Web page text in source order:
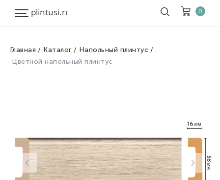
Корзина
0
0
Главная Каталог
Напольный плинтус
Цветной напольный плинтус